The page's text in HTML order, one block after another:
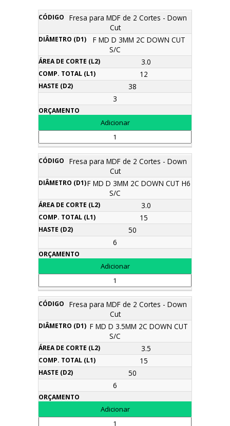
Diâmetro
Área
corte
(l2)
Comp.
(l1)
Fresa para MDF de 2 Cortes - Down
Cut
F MD D 3MM 2C DOWN CUT
S/C
3.0
12
38
3
Fresa para MDF de 2 Cortes - Down
Cut
F MD D 3MM 2C DOWN CUT H6
S/C
3.0
15
50
6
Fresa para MDF de 2 Cortes - Down
Cut
F MD D 3.5MM 2C DOWN CUT
S/C
3.5
15
50
6